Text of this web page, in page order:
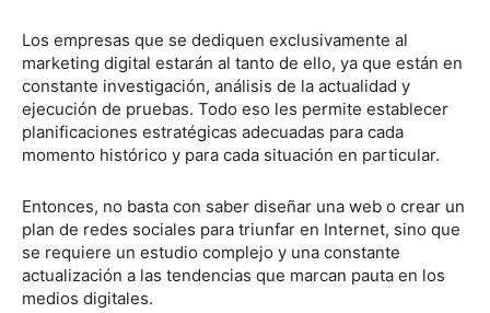
Los empresas que se dediquen exclusivamente al
marketing digital estarán al tanto de ello, ya que están en
constante investigación, análisis de la actualidad y
ejecución de pruebas. Todo eso les permite establecer
planificaciones estratégicas adecuadas para cada
momento histórico y para cada situación en particular.
Entonces, no basta con saber diseñar una web o crear un
plan de redes sociales para triunfar en Internet, sino que
se requiere un estudio complejo y una constante
actualización a las tendencias que marcan pauta en los
medios digitales.